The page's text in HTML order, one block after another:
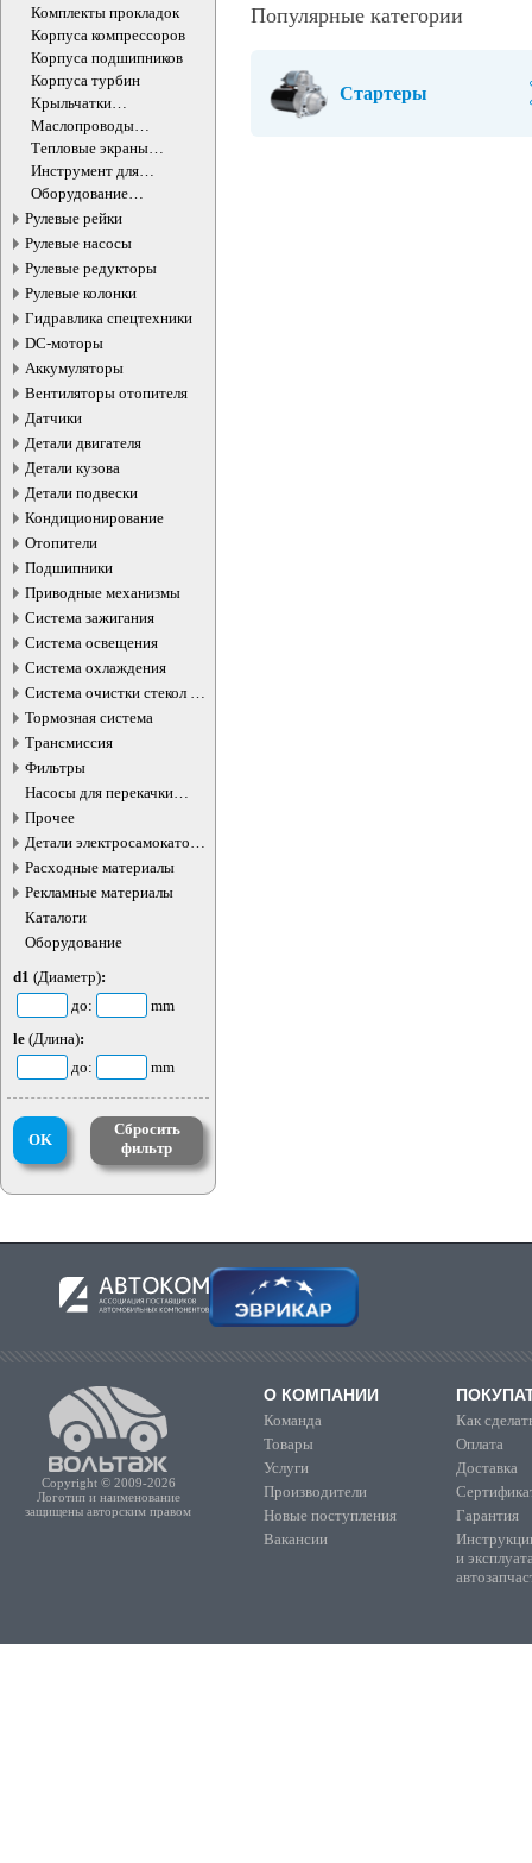
Комплекты прокладок
Корпуса компрессоров
Корпуса подшипников
Корпуса турбин
Крыльчатки
турбокомпрессора
Маслопроводы
турбокомпрессора
Тепловые экраны
турбокомпрессора
Инструмент для
турбокомпрессоров
Оборудование
турбокомпрессоров
Рулевые рейки
Рулевые насосы
Рулевые редукторы
Рулевые колонки
Гидравлика спецтехники
DC-моторы
Аккумуляторы
Вентиляторы отопителя
Датчики
Детали двигателя
Детали кузова
Детали подвески
Кондиционирование
Отопители
Подшипники
Приводные механизмы
Система зажигания
Система освещения
Система охлаждения
Система очистки стекол и
фар
Тормозная система
Трансмиссия
Фильтры
Насосы для перекачки
жидкостей
Прочее
Детали электросамокатов и
электротранспорта
Расходные материалы
Рекламные материалы
Каталоги
Оборудование
d1 (Диаметр):
до:
mm
le (Длина):
до:
mm
OK
Сбросить
фильтр
Популярные категории
Стартеры
Copyright © 2009-2026
Логотип и наименование
защищены авторским правом
О КОМПАНИИ
Команда
Товары
Услуги
Производители
Новые поступления
Вакансии
Как
Оплата
Доставка
Гарантия
и